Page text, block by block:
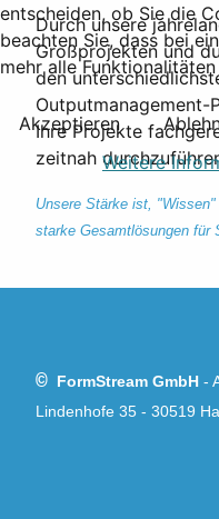
Durch unsere
Großprojekten und
den
Outputmanagement-
Ihre Projekte
zeitnah
Unsere Stärke ist,
starke Gesamtlösungen für
© FormStream GmbH -
Lindenhofe 35 - 30519
entscheiden, ob Sie die
beachten Sie, dass bei
mehr alle
Akzeptieren
Weitere